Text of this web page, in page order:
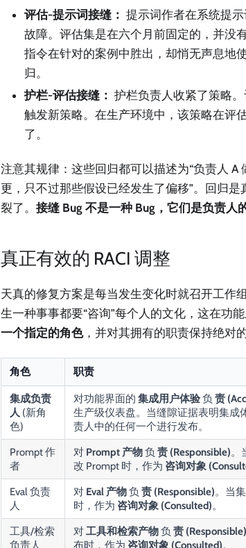
评估-提示词接缝： 提示词作者在系统提
故障。评估集是在六个月前固定的，并没
指令在针对的案例中胜出，却悄无声息地
归。
护栏-评估接缝： 护栏负责人收紧了策略
触发新策略。在生产环境中，该策略在评
了。
注意其规律：这些回归都可以描述为“负责人 A
更，只不过那些假设已经发生了偏移”。回归
裂了。 接缝 Bug 不是一种 Bug，它们是负责人
真正有效的 RACI 调整
天真的修复方案是每当发生变化时就召开工作
生一种事事都要“咨询”每个人的文化，这在功
一个指定的角色，并对其拥有的职责保持绝对
角色 职责
集成负责
人 (新角
色)
对功能界面的 集成用户体验负 责
生产级仪表盘。当缝隙证据表明集成
责人中的任何一个进行发布。
Prompt 作
者
对 Prompt 产物负 责 (Responsible)。
改 Prompt 时，作为 咨询对象
Eval 负责
人
对 Eval 产物负 责 (Responsible)。当
时，作为 咨询对象 (Consulted)。
工具/检索
负责人
对工具和检索产物负 责 (Responsible)
布时，作为 咨询对象 (Consulted)。